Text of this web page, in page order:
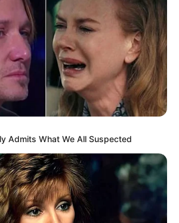
Admits What We All Suspected